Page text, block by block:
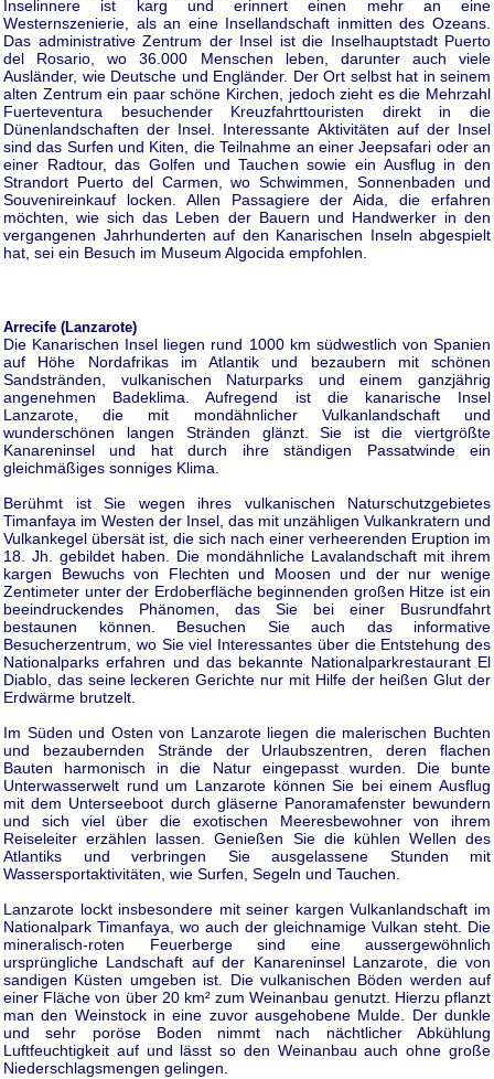
Inselinnere ist karg und erinnert einen mehr an eine
Westernszenierie, als an eine Insellandschaft inmitten des Ozeans.
Das administrative Zentrum der Insel ist die Inselhauptstadt Puerto
del Rosario, wo 36.000 Menschen leben, darunter auch viele
Ausländer, wie Deutsche und Engländer. Der Ort selbst hat in seinem
alten Zentrum ein paar schöne Kirchen, jedoch zieht es die Mehrzahl
Fuerteventura besuchender Kreuzfahrttouristen direkt in die
Dünenlandschaften der Insel. Interessante Aktivitäten auf der Insel
sind das Surfen und Kiten, die Teilnahme an einer Jeepsafari oder an
einer Radtour, das Golfen und Tauchen sowie ein Ausflug in den
Strandort Puerto del Carmen, wo Schwimmen, Sonnenbaden und
Souvenireinkauf locken. Allen Passagiere der Aida, die erfahren
möchten, wie sich das Leben der Bauern und Handwerker in den
vergangenen Jahrhunderten auf den Kanarischen Inseln abgespielt
hat, sei ein Besuch im Museum Algocida empfohlen.
Arrecife (Lanzarote)
Die Kanarischen Insel liegen rund 1000 km südwestlich von Spanien
auf Höhe Nordafrikas im Atlantik und bezaubern mit schönen
Sandstränden, vulkanischen Naturparks und einem ganzjährig
angenehmen Badeklima. Aufregend ist die kanarische Insel
Lanzarote, die mit mondähnlicher Vulkanlandschaft und
wunderschönen langen Stränden glänzt. Sie ist die viertgrößte
Kanareninsel und hat durch ihre ständigen Passatwinde ein
gleichmäßiges sonniges Klima.
Berühmt ist Sie wegen ihres vulkanischen Naturschutzgebietes
Timanfaya im Westen der Insel, das mit unzähligen Vulkankratern und
Vulkankegel übersät ist, die sich nach einer verheerenden Eruption im
18. Jh. gebildet haben. Die mondähnliche Lavalandschaft mit ihrem
kargen Bewuchs von Flechten und Moosen und der nur wenige
Zentimeter unter der Erdoberfläche beginnenden großen Hitze ist ein
beeindruckendes Phänomen, das Sie bei einer Busrundfahrt
bestaunen können. Besuchen Sie auch das informative
Besucherzentrum, wo Sie viel Interessantes über die Entstehung des
Nationalparks erfahren und das bekannte Nationalparkrestaurant El
Diablo, das seine leckeren Gerichte nur mit Hilfe der heißen Glut der
Erdwärme brutzelt.
Im Süden und Osten von Lanzarote liegen die malerischen Buchten
und bezaubernden Strände der Urlaubszentren, deren flachen
Bauten harmonisch in die Natur eingepasst wurden. Die bunte
Unterwasserwelt rund um Lanzarote können Sie bei einem Ausflug
mit dem Unterseeboot durch gläserne Panoramafenster bewundern
und sich viel über die exotischen Meeresbewohner von ihrem
Reiseleiter erzählen lassen. Genießen Sie die kühlen Wellen des
Atlantiks und verbringen Sie ausgelassene Stunden mit
Wassersportaktivitäten, wie Surfen, Segeln und Tauchen.
Lanzarote lockt insbesondere mit seiner kargen Vulkanlandschaft im
Nationalpark Timanfaya, wo auch der gleichnamige Vulkan steht. Die
mineralisch-roten Feuerberge sind eine aussergewöhnlich
ursprüngliche Landschaft auf der Kanareninsel Lanzarote, die von
sandigen Küsten umgeben ist. Die vulkanischen Böden werden auf
einer Fläche von über 20 km² zum Weinanbau genutzt. Hierzu pflanzt
man den Weinstock in eine zuvor ausgehobene Mulde. Der dunkle
und sehr poröse Boden nimmt nach nächtlicher Abkühlung
Luftfeuchtigkeit auf und lässt so den Weinanbau auch ohne große
Niederschlagsmengen gelingen.